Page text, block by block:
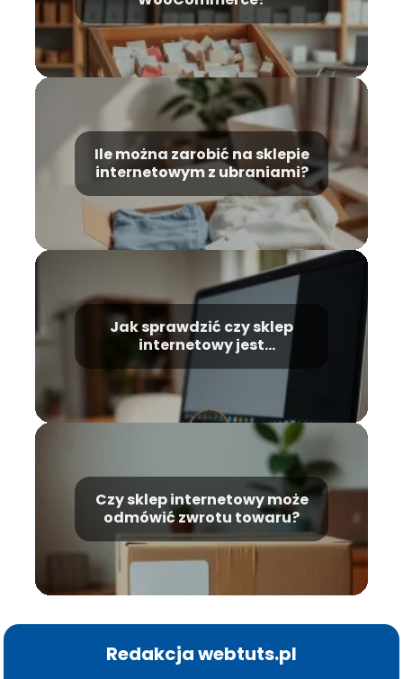
Ile można zarobić na sklepie
internetowym z ubraniami?
Jak sprawdzić czy sklep
internetowy jest
wiarygodny?
Czy sklep internetowy może
odmówić zwrotu towaru?
Redakcja webtuts.pl